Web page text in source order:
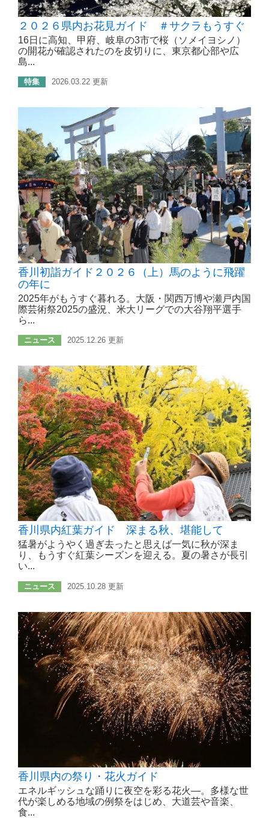
２０２６県内お花見ガイド ＃サクラもうすぐ
16日に高知、甲府、岐阜の3市で桜（ソメイヨシノ）
の開花が確認されたのを皮切りに、東京都心部や広
島...
特集 2026.03.22 更新
香川初詣ガイド２０２６（上）馬のように飛躍
の年に
2025年がもうすぐ暮れる。大阪・関西万博や瀬戸内国
際芸術祭2025の盛況、米大リーグでの大谷翔平選手
ら...
ニュース 2025.12.26 更新
香川県内紅葉ガイド 深まる秋、堪能して
猛暑がようやく過ぎ去ったと思えば一気に秋が深ま
り、もうすぐ紅葉シーズンを迎える。夏の暑さが長引
い...
ニュース 2025.10.28 更新
香川県内の祭り・花火ガイド
エネルギッシュな踊りに夜空を彩る花火―。多様な世
代が楽しめる地域の例祭をはじめ、大道芸や音楽、
食...